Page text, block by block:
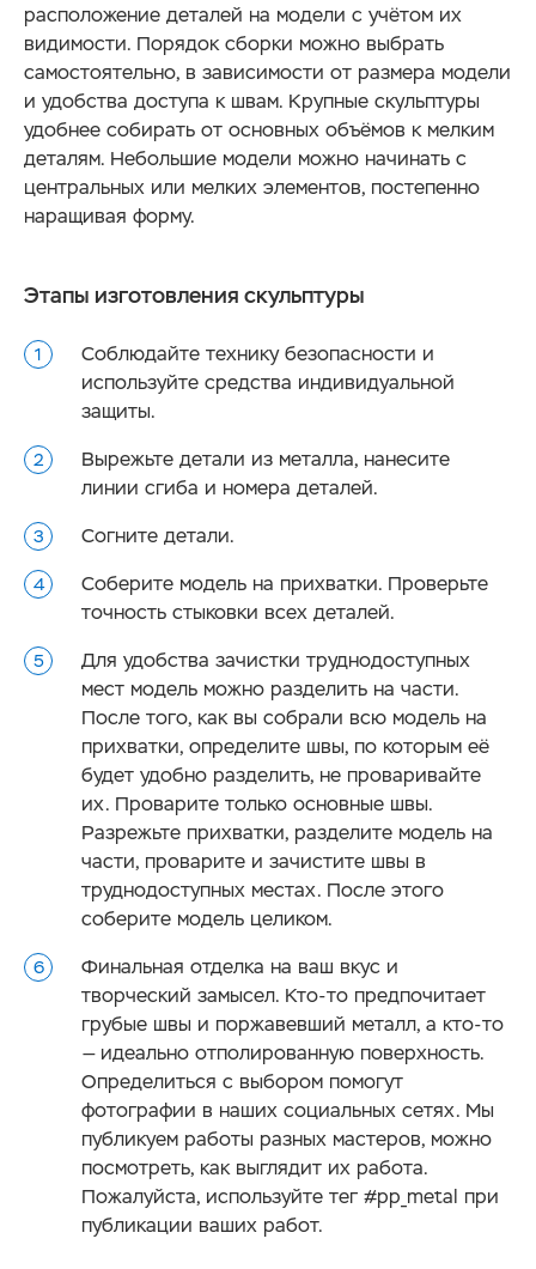
расположение деталей на модели с учётом их
видимости. Порядок сборки можно выбрать
самостоятельно, в зависимости от размера модели
и удобства доступа к швам. Крупные скульптуры
удобнее собирать от основных объёмов к мелким
деталям. Небольшие модели можно начинать с
центральных или мелких элементов, постепенно
наращивая форму.
Этапы изготовления скульптуры
Соблюдайте технику безопасности и
используйте средства индивидуальной
защиты.
Вырежьте детали из металла, нанесите
линии сгиба и номера деталей.
Согните детали.
Соберите модель на прихватки. Проверьте
точность стыковки всех деталей.
Для удобства зачистки труднодоступных
мест модель можно разделить на части.
После того, как вы собрали всю модель на
прихватки, определите швы, по которым её
будет удобно разделить, не проваривайте
их. Проварите только основные швы.
Разрежьте прихватки, разделите модель на
части, проварите и зачистите швы в
труднодоступных местах. После этого
соберите модель целиком.
Финальная отделка на ваш вкус и
творческий замысел. Кто-то предпочитает
грубые швы и поржавевший металл, а кто-то
— идеально отполированную поверхность.
Определиться с выбором помогут
фотографии в наших социальных сетях. Мы
публикуем работы разных мастеров, можно
посмотреть, как выглядит их работа.
Пожалуйста, используйте тег #pp_metal при
публикации ваших работ.